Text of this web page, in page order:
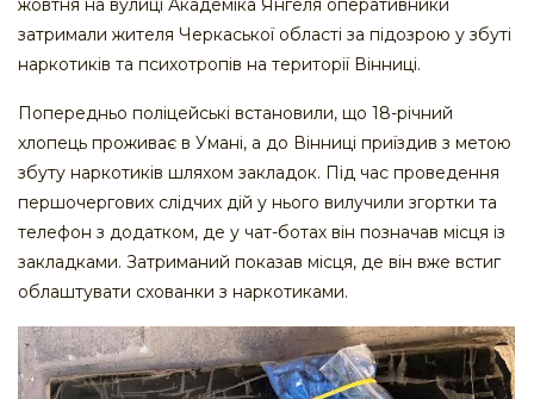
жовтня на вулиці Академіка Янгеля оперативники
затримали жителя Черкаської області за підозрою у збуті
наркотиків та психотропів на території Вінниці.
Попередньо поліцейські встановили, що 18-річний
хлопець проживає в Умані, а до Вінниці приїздив з метою
збуту наркотиків шляхом закладок. Під час проведення
першочергових слідчих дій у нього вилучили згортки та
телефон з додатком, де у чат-ботах він позначав місця із
закладками. Затриманий показав місця, де він вже встиг
облаштувати схованки з наркотиками.